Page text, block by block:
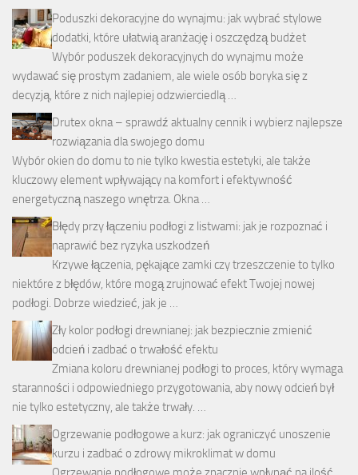
Poduszki dekoracyjne do wynajmu: jak wybrać stylowe
dodatki, które ułatwią aranżację i oszczędzą budżet
Wybór poduszek dekoracyjnych do wynajmu może
wydawać się prostym zadaniem, ale wiele osób boryka się z
decyzją, które z nich najlepiej odzwierciedlą …
Drutex okna – sprawdź aktualny cennik i wybierz najlepsze
rozwiązania dla swojego domu
Wybór okien do domu to nie tylko kwestia estetyki, ale także
kluczowy element wpływający na komfort i efektywność
energetyczną naszego wnętrza. Okna …
Błędy przy łączeniu podłogi z listwami: jak je rozpoznać i
naprawić bez ryzyka uszkodzeń
Krzywe łączenia, pękające zamki czy trzeszczenie to tylko
niektóre z błędów, które mogą zrujnować efekt Twojej nowej
podłogi. Dobrze wiedzieć, jak je …
Zły kolor podłogi drewnianej: jak bezpiecznie zmienić
odcień i zadbać o trwałość efektu
Zmiana koloru drewnianej podłogi to proces, który wymaga
staranności i odpowiedniego przygotowania, aby nowy odcień był
nie tylko estetyczny, ale także trwały. …
Ogrzewanie podłogowe a kurz: jak ograniczyć unoszenie
kurzu i zadbać o zdrowy mikroklimat w domu